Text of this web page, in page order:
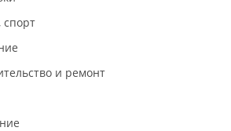
спорт
и ремонт